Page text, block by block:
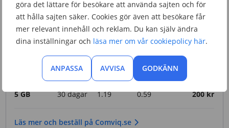
göra det lättare för besökare att använda sajten och för
att hålla sajten säker. Cookies gör även att besökare får
mer relevant innehåll och reklam. Du kan själv ändra
dina inställningar och läsa mer om vår cookiepolicy här.
ANPASSA AVVISA GODKÄNN
Surf Giltighet Samtal SMS Ladda
1 GB 30 dagar 1.19 0.59 69 kr
30 dagar 1.19 0.59
5 GB 30 dagar 1.19 0.59 200 kr
Läs mer och beställ på Comviq.se